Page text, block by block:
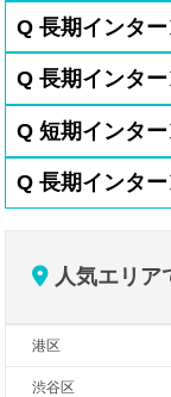
Q 長期インタ
Q 長期インタ
Q 短期インタ
Q 長期インタ
人気エリア
港区
渋谷区